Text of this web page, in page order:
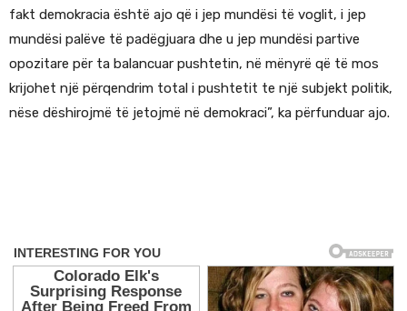
fakt demokracia është ajo që i jep mundësi të voglit, i jep
mundësi palëve të padëgjuara dhe u jep mundësi partive
opozitare për ta balancuar pushtetin, në mënyrë që të mos
krijohet një përqendrim total i pushtetit te një subjekt politik,
nëse dëshirojmë të jetojmë në demokraci”, ka përfunduar ajo.